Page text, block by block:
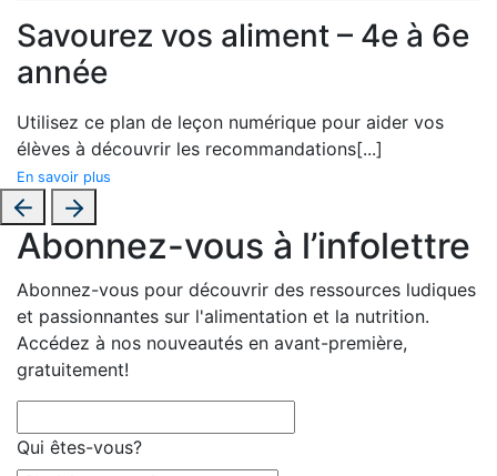
Savourez vos aliment – 4e à 6e
année
Utilisez ce plan de leçon numérique pour aider vos
élèves à découvrir les recommandations[...]
En savoir plus
Abonnez-vous à l’infolettre
Abonnez-vous pour découvrir des ressources ludiques
et passionnantes sur l'alimentation et la nutrition.
Accédez à nos nouveautés en avant-première,
gratuitement!
Qui êtes-vous?